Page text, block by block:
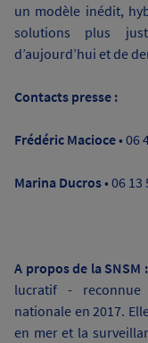
un modèle inédit,
solutions plus
d’aujourd’hui et de
Contacts presse :
Frédéric Macioce• 06
Marina Ducros• 06
A propos de la SNSM :
lucratif - reconnue
nationale en 2017.
en mer et la